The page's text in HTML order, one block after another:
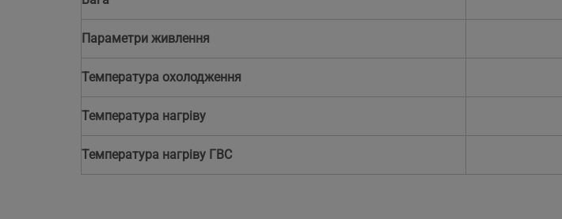
Параметри живлення
Температура охолодження
Температура нагріву
Температура нагріву ГВС